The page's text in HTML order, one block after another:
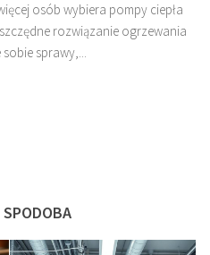
osób wybiera pompy ciepła
rozwiązanie ogrzewania
sprawy,...